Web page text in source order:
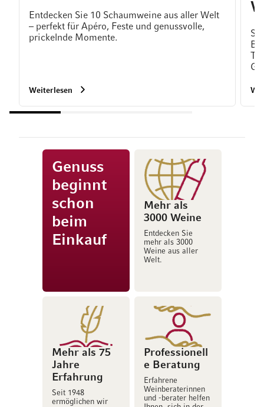
Entdecken Sie 10 Schaumweine aus aller Welt
– perfekt für Apéro, Feste und genussvolle,
prickelnde Momente.
Weiterlesen
So
Genuss
beginnt
schon
beim
Einkauf
Mehr als
3000 Weine
Entdecken Sie
mehr als 3000
Weine aus aller
Welt.
Mehr als 75
Jahre
Erfahrung
Seit 1948
ermöglichen wir
Professionell
e Beratung
Erfahrene
Weinberaterinnen
und -berater helfen